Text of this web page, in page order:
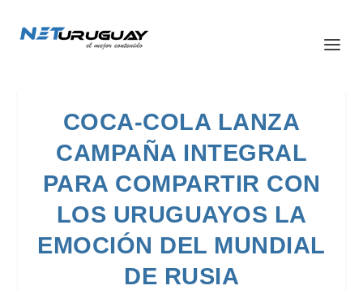
COCA-COLA LANZA
CAMPAÑA INTEGRAL
PARA COMPARTIR CON
LOS URUGUAYOS LA
EMOCIÓN DEL MUNDIAL
DE RUSIA